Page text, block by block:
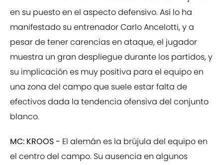
en su puesto en el aspecto defensivo. Así lo ha
manifestado su entrenador Carlo Ancelotti, y a
pesar de tener carencias en ataque, el jugador
muestra un gran despliegue durante los partidos, y
su implicación es muy positiva para el equipo en
una zona del campo que suele estar falta de
efectivos dada la tendencia ofensiva del conjunto
blanco.
MC: KROOS - El alemán es la brújula del equipo en
el centro del campo. Su ausencia en algunos